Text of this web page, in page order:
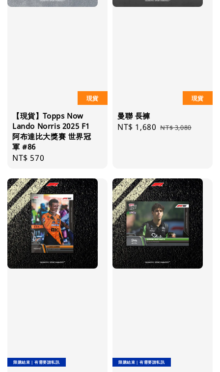
現貨
【現貨】Topps Now
Lando Norris 2025 F1
阿布達比大獎賽 世界冠
軍 #86
Regular
NT$ 570
現貨
曼聯 長褲
Sale
NT$ 1,680 Regular
NT$ 3,080
限購結束｜有需要請私訊 限購結束｜有需要請私訊